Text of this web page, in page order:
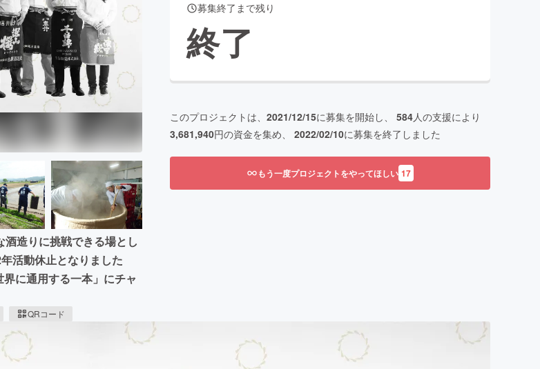
for Social GoodCAMPFIRE Creation
ふるさと納税machi-ya
造りに挑戦できる場とし
活動休止となりました
に通用する一本」にチャ
QRコード
募集終了まで残り
終了
このプロジェクトは、 2021/12/15に募集を開始し、 584人の支援により
3,681,940円の資金を集め、 2022/02/10に募集を終了しました
もう一度プロジェクトをやってほしい 17